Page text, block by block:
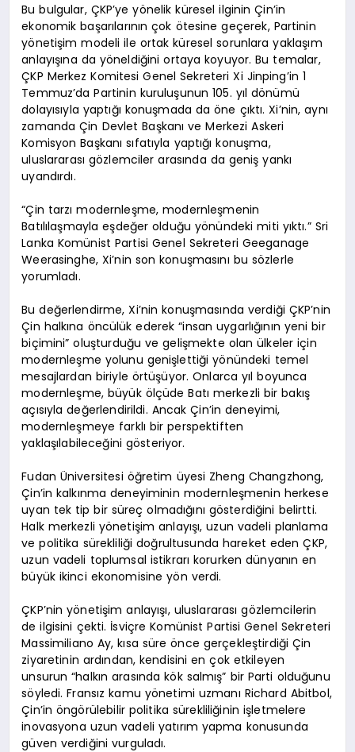
Bu bulgular, ÇKP’ye yönelik küresel ilginin Çin’in
ekonomik başarılarının çok ötesine geçerek, Partinin
yönetişim modeli ile ortak küresel sorunlara yaklaşım
anlayışına da yöneldiğini ortaya koyuyor. Bu temalar,
ÇKP Merkez Komitesi Genel Sekreteri Xi Jinping’in 1
Temmuz’da Partinin kuruluşunun 105. yıl dönümü
dolayısıyla yaptığı konuşmada da öne çıktı. Xi’nin, aynı
zamanda Çin Devlet Başkanı ve Merkezi Askeri
Komisyon Başkanı sıfatıyla yaptığı konuşma,
uluslararası gözlemciler arasında da geniş yankı
uyandırdı.
“Çin tarzı modernleşme, modernleşmenin
Batılılaşmayla eşdeğer olduğu yönündeki miti yıktı.” Sri
Lanka Komünist Partisi Genel Sekreteri Geeganage
Weerasinghe, Xi’nin son konuşmasını bu sözlerle
yorumladı.
Bu değerlendirme, Xi’nin konuşmasında verdiği ÇKP’nin
Çin halkına öncülük ederek “insan uygarlığının yeni bir
biçimini” oluşturduğu ve gelişmekte olan ülkeler için
modernleşme yolunu genişlettiği yönündeki temel
mesajlardan biriyle örtüşüyor. Onlarca yıl boyunca
modernleşme, büyük ölçüde Batı merkezli bir bakış
açısıyla değerlendirildi. Ancak Çin’in deneyimi,
modernleşmeye farklı bir perspektiften
yaklaşılabileceğini gösteriyor.
Fudan Üniversitesi öğretim üyesi Zheng Changzhong,
Çin’in kalkınma deneyiminin modernleşmenin herkese
uyan tek tip bir süreç olmadığını gösterdiğini belirtti.
Halk merkezli yönetişim anlayışı, uzun vadeli planlama
ve politika sürekliliği doğrultusunda hareket eden ÇKP,
uzun vadeli toplumsal istikrarı korurken dünyanın en
büyük ikinci ekonomisine yön verdi.
ÇKP’nin yönetişim anlayışı, uluslararası gözlemcilerin
de ilgisini çekti. İsviçre Komünist Partisi Genel Sekreteri
Massimiliano Ay, kısa süre önce gerçekleştirdiği Çin
ziyaretinin ardından, kendisini en çok etkileyen
unsurun “halkın arasında kök salmış” bir Parti olduğunu
söyledi. Fransız kamu yönetimi uzmanı Richard Abitbol,
Çin’in öngörülebilir politika sürekliliğinin işletmelere
inovasyona uzun vadeli yatırım yapma konusunda
güven verdiğini vurguladı.